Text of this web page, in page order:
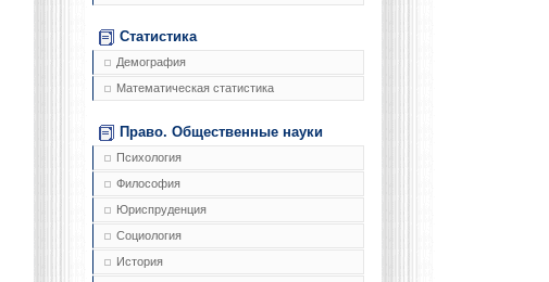
Статистика
Демография
Математическая статистика
Право. Общественные науки
Психология
Философия
Юриспруденция
Социология
История